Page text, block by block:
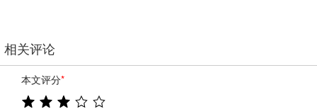
相关评论
本文评分*